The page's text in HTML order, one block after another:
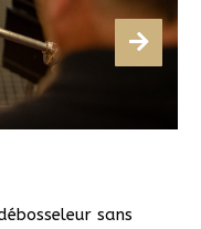
sans